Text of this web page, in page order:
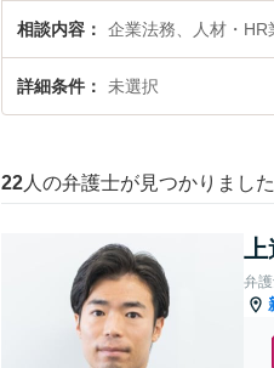
相談内容 企業法務、人材・HR
詳細条件 未選択
22 人の弁護士が見つかりました
上
弁